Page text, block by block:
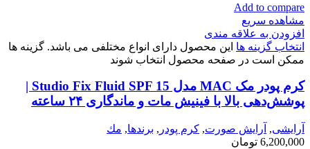
Add to compare
مشاهده سریع
افزودن به علاقه مندی
انتخاب گزینه ها این محصول دارای انواع مختلفی می باشد. گزینه ها
ممکن است در صفحه محصول انتخاب شوند
کرم پودر مک MAC مدل Studio Fix Fluid SPF 15 |
پوشش‌دهی بالا با فینیش مات و ماندگاری ۲۴ ساعته
آرایشی, آرايش صورت, كرم پودر , برندها, مك
6,200,000 تومان